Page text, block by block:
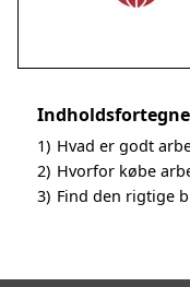
1) Hvad er godt
2) Hvorfor købe
3) Find den rigtige